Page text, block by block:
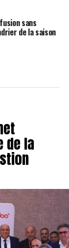
sans
de la saison
de la